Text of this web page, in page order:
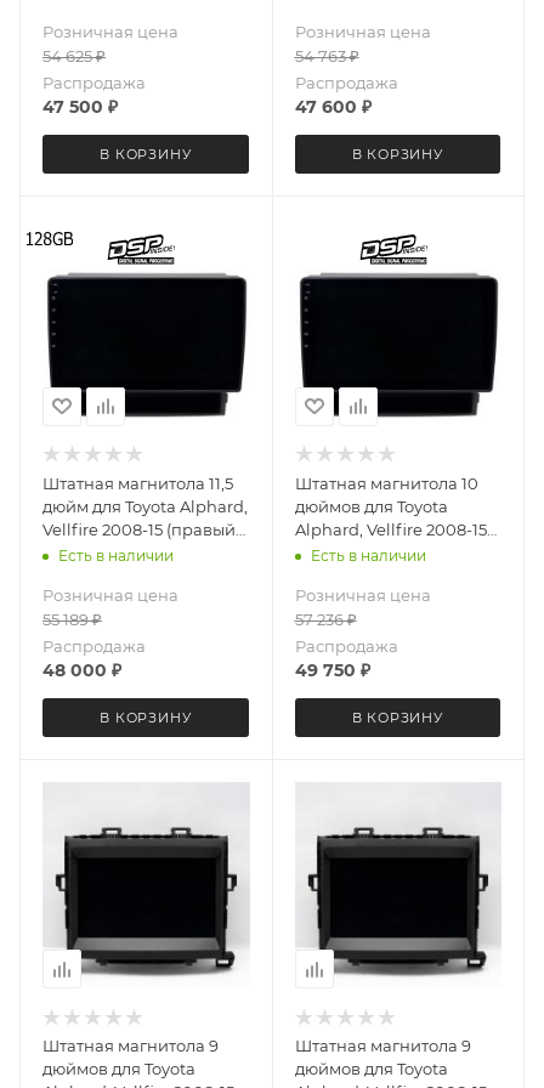
8+128 Gb круговой обзор
360
Розничная цена
54 625₽
Распродажа
47 500 ₽
В КОРЗИНУ
8+128 Gb круговой обзор
360
Розничная цена
54 763₽
Распродажа
47 600 ₽
В КОРЗИНУ
Штатная магнитола 11,5
дюйм для Toyota Alphard,
Vellfire 2008-15 (правый
руль) MEKEDE DUDU OS
экран 2K Android 13 8+128
Gb круговой обзор 360
Есть в наличии
Розничная цена
55 189₽
Распродажа
48 000 ₽
В КОРЗИНУ
Штатная магнитола 10
дюймов для Toyota
Alphard, Vellfire 2008-15
(правый руль) MEKEDE
экран 2K Android 13
8+256 Gb
Есть в наличии
Розничная цена
57 236₽
Распродажа
49 750 ₽
В КОРЗИНУ
Штатная магнитола 9
дюймов для Toyota
Штатная магнитола 9
дюймов для Toyota